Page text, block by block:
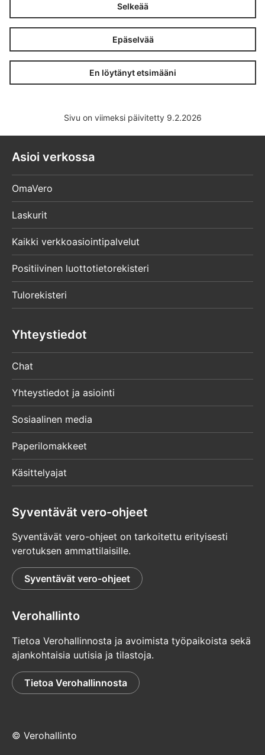
Selkeää
Epäselvää
En löytänyt etsimääni
Sivu on viimeksi päivitetty 9.2.2026
Asioi verkossa
OmaVero
Laskurit
Kaikki verkkoasiointipalvelut
Positiivinen luottotietorekisteri
Tulorekisteri
Yhteystiedot
Chat
Yhteystiedot ja asiointi
Sosiaalinen media
Paperilomakkeet
Käsittelyajat
Syventävät vero-ohjeet
Syventävät vero-ohjeet on tarkoitettu erityisesti
verotuksen ammattilaisille.
Syventävät vero-ohjeet
Verohallinto
Tietoa Verohallinnosta ja avoimista työpaikoista sekä
ajankohtaisia uutisia ja tilastoja.
Tietoa Verohallinnosta
© Verohallinto